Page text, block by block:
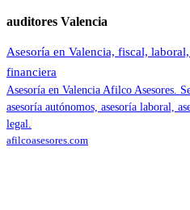
auditores Valencia
Asesoría en Valencia, fiscal,
financiera
Asesoría en Valencia Afilco Asesores.
asesoría autónomos, asesoría laboral,
legal.
afilcoasesores.com